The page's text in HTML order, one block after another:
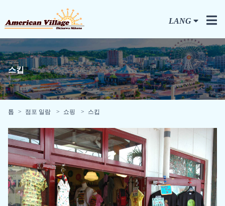
LANG
스킵
톱 점포 일람 쇼핑 스킵